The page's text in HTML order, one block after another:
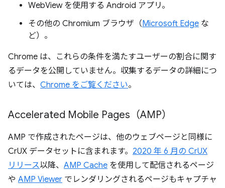
WebView を使用する Android アプリ。
その他の Chromium ブラウザ（Microsoft Edge な
ど）。
Chrome は、これらの条件を満たすユーザーの割合に関す
るデータを公開していません。収集するデータの詳細につ
いては、 Chrome をご覧ください。
Accelerated Mobile Pages（AMP）
AMP で作成されたページは、他のウェブページと同様に
CrUX データセットに含まれます。 2020 年 6 月の CrUX
リリース以降、 AMP Cache を使用して配信されるページ
や AMP Viewer でレンダリングされるページもキャプチャ